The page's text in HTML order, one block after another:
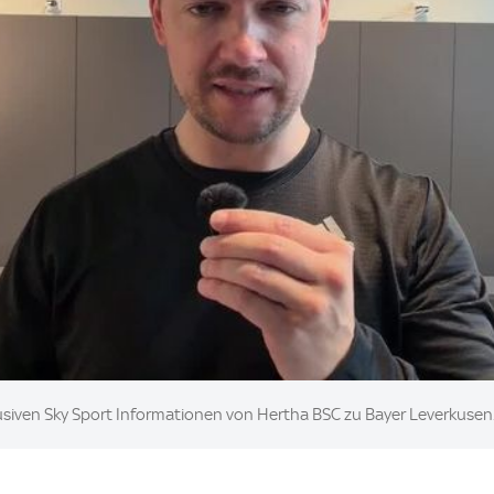
Sky Sport Informationen von Hertha BSC zu Bayer